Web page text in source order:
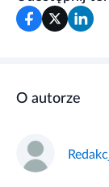
O autorze